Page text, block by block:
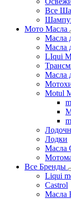
Все
Мото Масла
Масла
Масла
LIqui
Масла
Motul
Лодки
Масла
Все Бренды
Liqui
Castrol
Масла